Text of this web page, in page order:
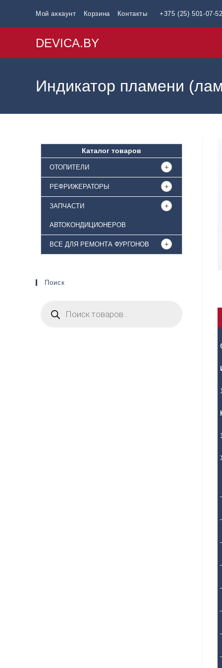
Мой аккаунт Корзина Контакты +375 (25) 501-07-
DEVICA.BY
Индикатор пламени
Каталог товаров
ОТОПИТЕЛИ
РЕФРИЖЕРАТОРЫ
ЗАПЧАСТИ
АВТОКОНДИЦИОНЕРОВ
ВСЕ ДЛЯ РЕМОНТА ФУРГОНОВ
Поиск